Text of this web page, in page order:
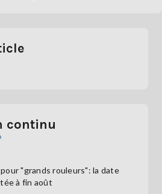
continu
"grands rouleurs": la date
à fin août